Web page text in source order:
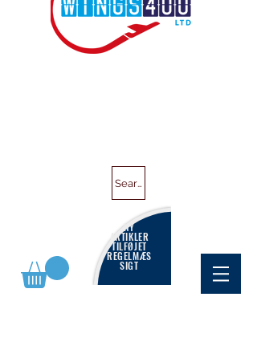
Search
NY
ARTIKLER
TILFØJET
REGELMÆS
SIGT